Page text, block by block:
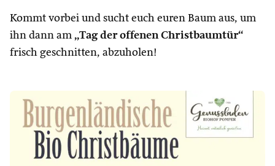
Kommt vorbei und sucht euch euren Baum aus, um
ihn dann am „Tag der offenen Christbaumtür“
frisch geschnitten, abzuholen!